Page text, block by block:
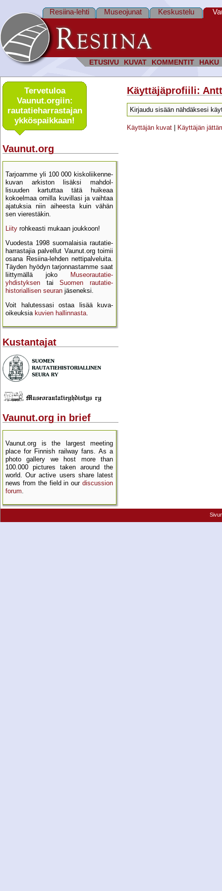
ETUSIVU KUVAT KOMMENTIT HAKU
Resiina-lehti Museojunat Keskustelu
Tervetuloa
Vaunut.orgiin:
rautatie­harrastajan
ykkös­paikkaan!
Vaunut.org
Tarjoamme yli 100 000 kisko­liikenne­
kuvan arkiston lisäksi mahdol­
lisuuden kartu­ttaa tätä huikeaa
kokoelmaa omilla kuvillasi ja vaihtaa
ajatuksia niin aiheesta kuin vähän
sen vierestäkin.
Liity rohkeasti mukaan joukkoon!
Vuodesta 1998 suomalaisia rautatie­
harrastajia palvellut Vaunut.org toimii
osana Resiina-lehden netti­palveluita.
Täyden hyödyn tarjon­nastamme saat
liittymällä joko
Museo­rautatie­
yhdistyksen tai Suomen rautatie­
historial­lisen seuran jäseneksi.
Voit halutessasi ostaa lisää kuva­
oikeuksia kuvien hallinnasta.
Kustantajat
Vaunut.org in brief
Vaunut.org is the largest meeting
place for Finnish railway fans. As a
photo gallery we host more than
100.000 pictures taken around the
world. Our active users share latest
news from the field in our discussion
forum
Käyttäjäprofiili:
Kirjaudu sisään nähdäksesi
Käyttäjän kuvat Käyttäjän